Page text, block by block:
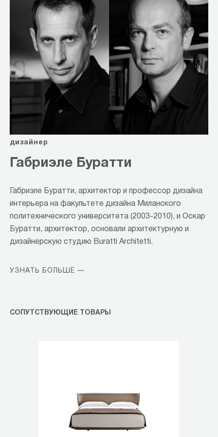
дизайнер
Габриэле Буратти
Габриэле Буратти, архитектор и профессор дизайна
интерьера на факультете дизайна Миланского
политехнического университета (2003-2010), и Оскар
Буратти, архитектор, основали архитектурную и
дизайнерскую студию Buratti Architetti.
УЗНАТЬ БОЛЬШЕ —
СОПУТСТВУЮЩИЕ ТОВАРЫ